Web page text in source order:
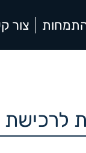
צור
לרכישת